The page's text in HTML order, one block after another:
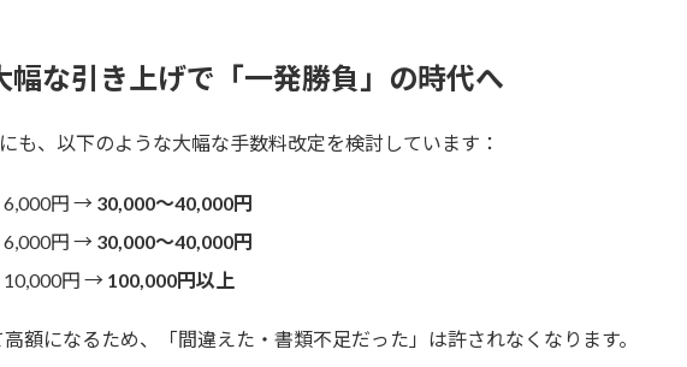
幅な引き上げで「一発勝負」の時代へ
も、以下のような大幅な手数料改定を検討しています：
6,000円 → 30,000〜40,000円
6,000円 → 30,000〜40,000円
10,000円 → 100,000円以上
額になるため、「間違えた・書類不足だった」は許されなくなります。